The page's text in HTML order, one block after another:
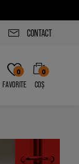
CONTACT
0
FAVORITE
0
COȘ